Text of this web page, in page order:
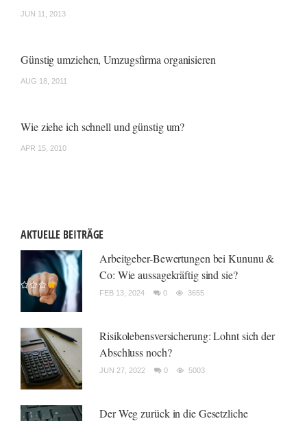
JUN 11, 2013
Günstig umziehen, Umzugsfirma organisieren
AUG 18, 2011
Wie ziehe ich schnell und günstig um?
APR 15, 2010
AKTUELLE BEITRÄGE
Arbeitgeber-Bewertungen bei Kununu &
Co: Wie aussagekräftig sind sie?
FEB 13, 2024 0 3655
Risikolebensversicherung: Lohnt sich der
Abschluss noch?
JUN 27, 2022 0 5003
Der Weg zurück in die Gesetzliche